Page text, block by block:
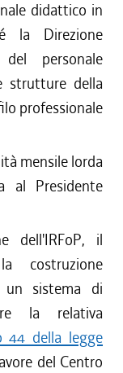
didattico in
la Direzione
del personale
strutture della
professionale
mensile lorda
al Presidente
dell'IRFoP, il
costruzione
un sistema di
la relativa
44 della legge
del Centro